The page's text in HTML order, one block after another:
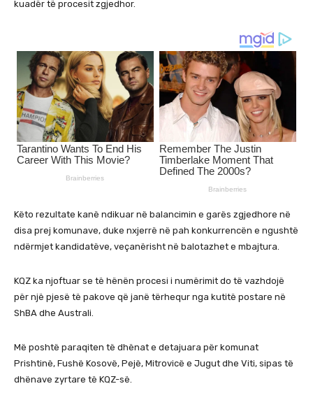
kuadër të procesit zgjedhor.
Këto rezultate kanë ndikuar në balancimin e garës zgjedhore në
disa prej komunave, duke nxjerrë në pah konkurrencën e ngushtë
ndërmjet kandidatëve, veçanërisht në balotazhet e mbajtura.
KQZ ka njoftuar se të hënën procesi i numërimit do të vazhdojë
për një pjesë të pakove që janë tërhequr nga kutitë postare në
ShBA dhe Australi.
Më poshtë paraqiten të dhënat e detajuara për komunat
Prishtinë, Fushë Kosovë, Pejë, Mitrovicë e Jugut dhe Viti, sipas të
dhënave zyrtare të KQZ-së.